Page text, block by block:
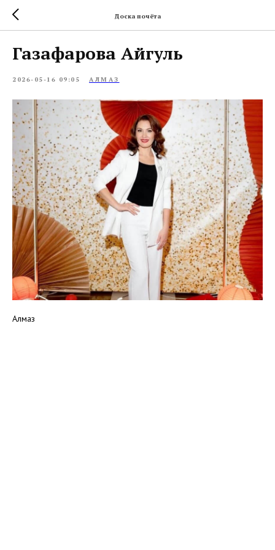
Доска почёта
Газафарова Айгуль
2026-05-16 09:05 АЛМАЗ
Алмаз